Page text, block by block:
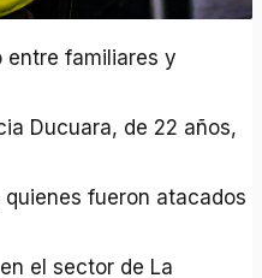
entre familiares y
Ducuara, de 22 años,
fueron atacados
el sector de La